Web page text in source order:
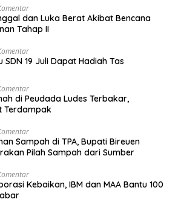
dan Luka Berat Akibat Bencana
Tahap II
SDN 19 Juli Dapat Hadiah Tas
di Peudada Ludes Terbakar,
Terdampak
Sampah di TPA, Bupati Bireuen
Pilah Sampah dari Sumber
Kebaikan, IBM dan MAA Bantu 100